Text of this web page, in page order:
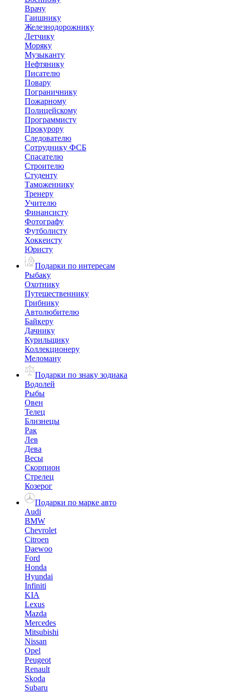
Врачу
Гаишнику
Железнодорожнику
Летчику
Моряку
Музыканту
Нефтянику
Писателю
Повару
Пограничнику
Пожарному
Полицейскому
Программисту
Прокурору
Следователю
Сотруднику ФСБ
Спасателю
Строителю
Студенту
Таможеннику
Тренеру
Учителю
Финансисту
Фотографу
Футболисту
Хоккеисту
Юристу
Подарки по интересам
Рыбаку
Охотнику
Путешественнику
Грибнику
Автолюбителю
Байкеру
Дачнику
Курильщику
Коллекционеру
Меломану
Подарки по знаку зодиака
Водолей
Рыбы
Овен
Телец
Близнецы
Рак
Лев
Дева
Весы
Скорпион
Стрелец
Козерог
Подарки по марке авто
Audi
BMW
Chevrolet
Citroen
Daewoo
Ford
Honda
Hyundai
Infiniti
KIA
Lexus
Mazda
Mercedes
Mitsubishi
Nissan
Opel
Peugeot
Renault
Skoda
Subaru